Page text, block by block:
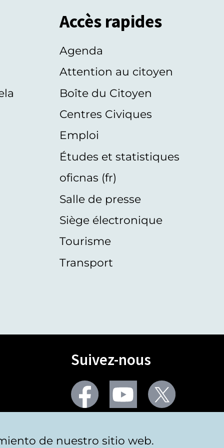
Accès rapides
Agenda
Attention au citoyen
Boîte du Citoyen
Centres Civiques
Emploi
Études et statistiques
oficnas (fr)
Salle de presse
Siège électronique
Tourisme
Transport
Suivez-nous
Facebook Youtube
de nuestro sitio web.